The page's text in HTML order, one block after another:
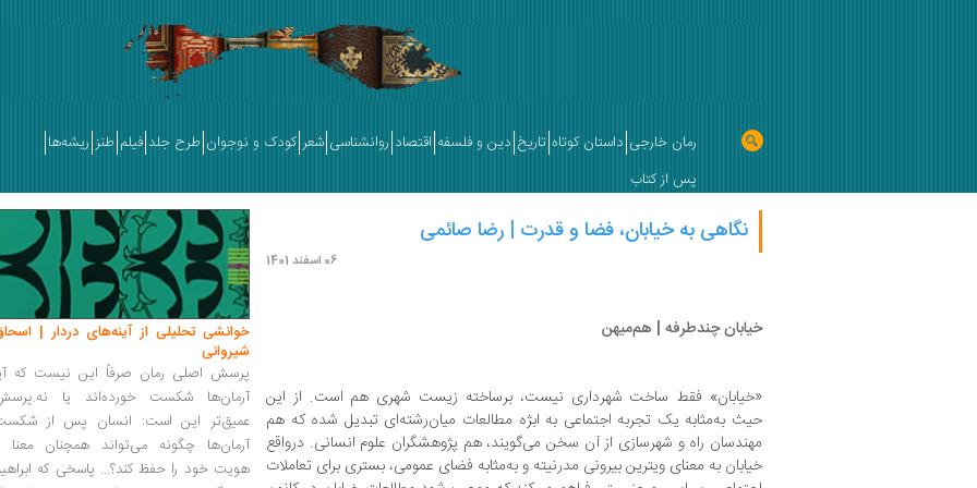
رمان خارجی داستان کوتاه تاریخ دین و فلسفه اقتصاد روانشناسی شعر کودک و نوجوان طرح جلد فیلم طنز ریشه‌ها
پس از کتاب
نگاهی به خیابان، فضا و قدرت | رضا صائمی
06 اسفند 1401
خیابان چندطرفه | هم‌میهن
«خیابان» فقط ساخت شهرداری نیست، برساخته زیست شهری هم است. از این
حیث به‌مثابه یک تجربه اجتماعی به ابژه مطالعات میان‌رشته‌ای تبدیل شده که هم
مهندسان راه و شهرسازی از آن سخن می‌گویند، هم پژوهشگران علوم انسانی. درواقع
خیابان به معنای ویترین بیرونی مدرنیته و به‌مثابه فضای عمومی، بستری برای تعاملات
خوانشی تحلیلی از آینه‌های دردار |
شیروانی
پرسش اصلی رمان صرفاً این نیست که
آرمان‌ها شکست خورده‌اند یا
عمیق‌تر این است: انسان پس از
آرمان‌ها چگونه می‌تواند همچنان معنا
هویت خود را حفظ کند؟... پاسخی که